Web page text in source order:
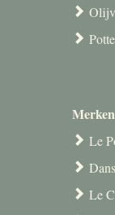
Merken
Le
Le